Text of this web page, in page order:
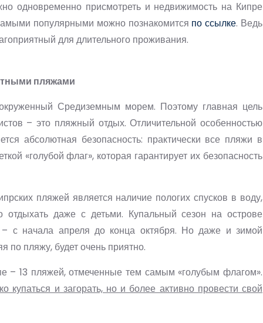
одновременно присмотреть и недвижимость на Кипре
популярными можно познакомится по ссылке. Ведь
для длительного проживания.
пляжами
Средиземным морем. Поэтому главная цель
– это пляжный отдых. Отличительной особенностью
абсолютная безопасность: практически все пляжи в
«голубой флаг», которая гарантирует их безопасность
пляжей является наличие пологих спусков в воду,
отдыхать даже с детьми. Купальный сезон на острове
с начала апреля до конца октября. Но даже и зимой
по пляжу, будет очень приятно.
– 13 пляжей, отмеченные тем самым «голубым флагом».
и загорать, но и более активно провести свой